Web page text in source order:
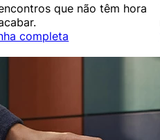
que não têm hora
completa